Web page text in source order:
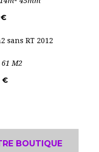
€
61 M2
€
BOUTIQUE